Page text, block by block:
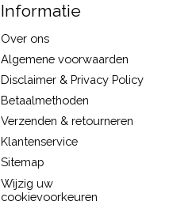
Informatie
Over ons
Algemene voorwaarden
Disclaimer & Privacy Policy
Betaalmethoden
Verzenden & retourneren
Klantenservice
Sitemap
Wijzig uw
cookievoorkeuren